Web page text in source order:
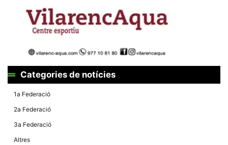
Categories de notícies
1a Federació
2a Federació
3a Federació
Altres